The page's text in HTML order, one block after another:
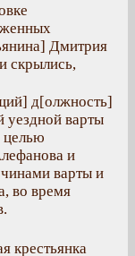
Дмитрия
скрылись,
д[олжность]
уездной варты
целью
и
варты и
во время
крестьянка